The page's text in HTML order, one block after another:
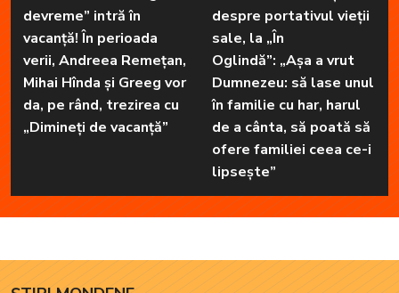
devreme” intră în
vacanță! În perioada
verii, Andreea Remețan,
Mihai Hînda și Greeg vor
da, pe rând, trezirea cu
„Dimineți de vacanță”
despre portativul vieții
sale, la „În
Oglindă”: „Așa a vrut
Dumnezeu: să lase unul
în familie cu har, harul
de a cânta, să poată să
ofere familiei ceea ce-i
lipsește”